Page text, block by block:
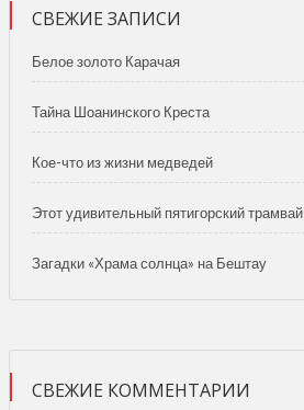
СВЕЖИЕ ЗАПИСИ
Белое золото Карачая
Тайна Шоанинского Креста
Кое-что из жизни медведей
Этот удивительный пятигорский трамвай
Загадки «Храма солнца» на Бештау
СВЕЖИЕ КОММЕНТАРИИ